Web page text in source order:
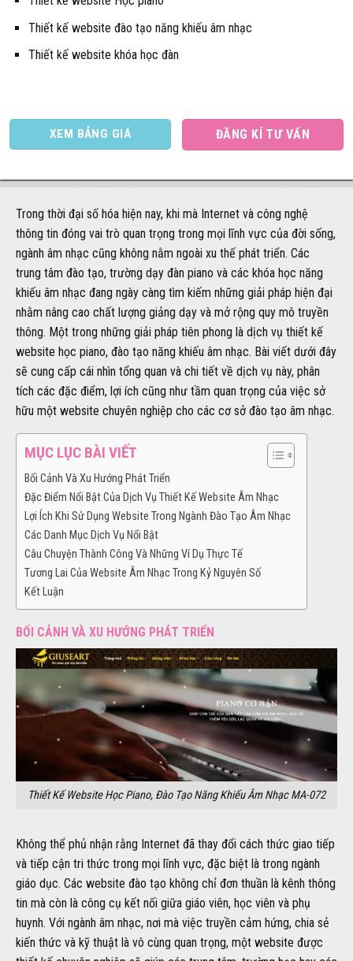
Thiết kế website đào tạo năng khiếu âm nhạc
Thiết kế website khóa học đàn
XEM BẢNG GIÁ ĐĂNG KÍ TƯ VẤN
Trong thời đại số hóa hiện nay, khi mà Internet và công nghệ
thông tin đóng vai trò quan trọng trong mọi lĩnh vực của đời sống,
ngành âm nhạc cũng không nằm ngoài xu thế phát triển. Các
trung tâm đào tạo, trường dạy đàn piano và các khóa học năng
khiếu âm nhạc đang ngày càng tìm kiếm những giải pháp hiện đại
nhằm nâng cao chất lượng giảng dạy và mở rộng quy mô truyền
thông. Một trong những giải pháp tiên phong là dịch vụ thiết kế
website học piano, đào tạo năng khiếu âm nhạc. Bài viết dưới đây
sẽ cung cấp cái nhìn tổng quan và chi tiết về dịch vụ này, phân
tích các đặc điểm, lợi ích cũng như tầm quan trọng của việc sở
hữu một website chuyên nghiệp cho các cơ sở đào tạo âm nhạc.
MỤC LỤC BÀI VIẾT
Bối Cảnh Và Xu Hướng Phát Triển
Đặc Điểm Nổi Bật Của Dịch Vụ Thiết Kế Website Âm Nhạc
Lợi Ích Khi Sử Dụng Website Trong Ngành Đào Tạo Âm Nhạc
Các Danh Mục Dịch Vụ Nổi Bật
Câu Chuyện Thành Công Và Những Ví Dụ Thực Tế
Tương Lai Của Website Âm Nhạc Trong Kỷ Nguyên Số
Kết Luận
BỐI CẢNH VÀ XU HƯỚNG PHÁT TRIỂN
Thiết Kế Website Học Piano, Đào Tạo Năng Khiếu Âm Nhạc MA-072
Không thể phủ nhận rằng Internet đã thay đổi cách thức giao tiếp
và tiếp cận tri thức trong mọi lĩnh vực, đặc biệt là trong ngành
giáo dục. Các website đào tạo không chỉ đơn thuần là kênh thông
tin mà còn là công cụ kết nối giữa giáo viên, học viên và phụ
huynh. Với ngành âm nhạc, nơi mà việc truyền cảm hứng, chia sẻ
kiến thức và kỹ thuật là vô cùng quan trọng, một website được